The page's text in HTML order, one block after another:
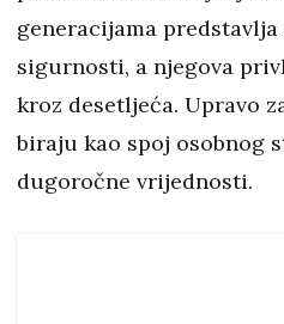
generacijama
sigurnosti, a njegova
kroz desetljeća. Upravo
biraju kao spoj osobnog
dugoročne vrijednosti.